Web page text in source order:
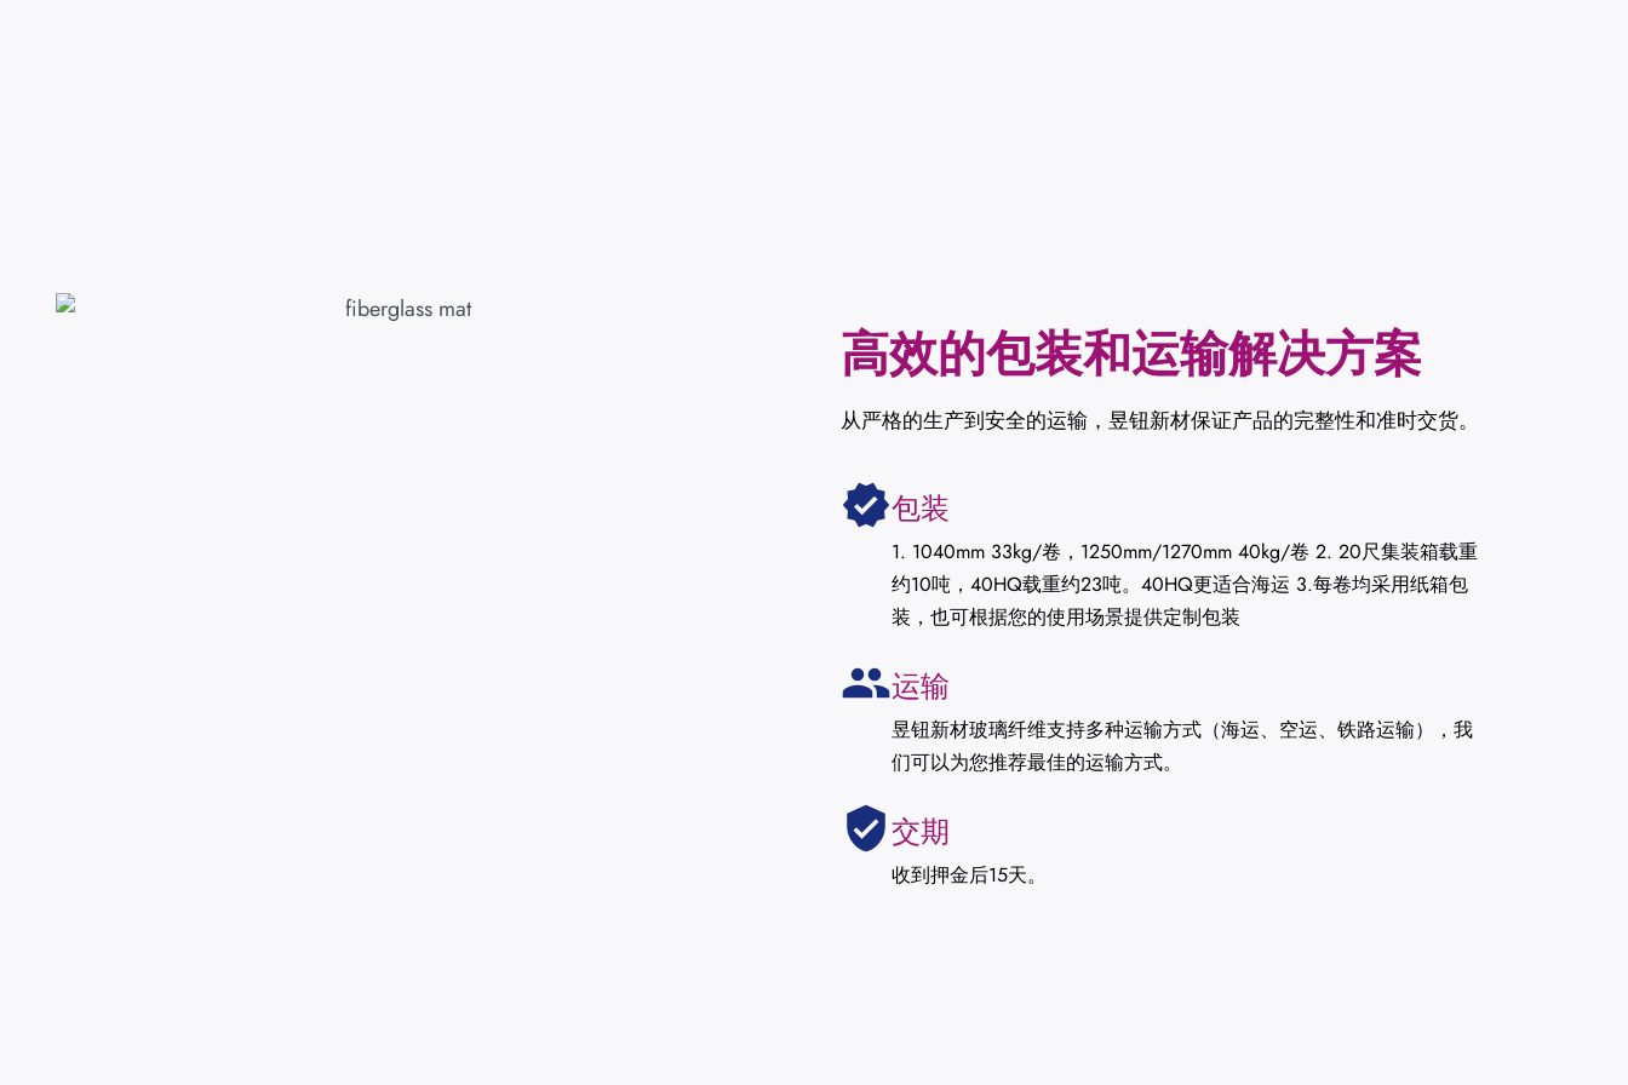
高效的包装和运输解决方案
从严格的生产到安全的运输，昱钮新材保证产品的完整性和准时交货。
包装
1. 1040mm 33kg/卷，1250mm/1270mm 40kg/卷 2. 20尺集装箱载重
约10吨，40HQ载重约23吨。40HQ更适合海运 3.每卷均采用纸箱包
装，也可根据您的使用场景提供定制包装
运输
昱钮新材玻璃纤维支持多种运输方式（海运、空运、铁路运输），我
们可以为您推荐最佳的运输方式。
交期
收到押金后15天。